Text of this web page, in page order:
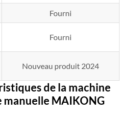
Fourni
Fourni
Nouveau produit 2024
de la machine
manuelle MAIKONG